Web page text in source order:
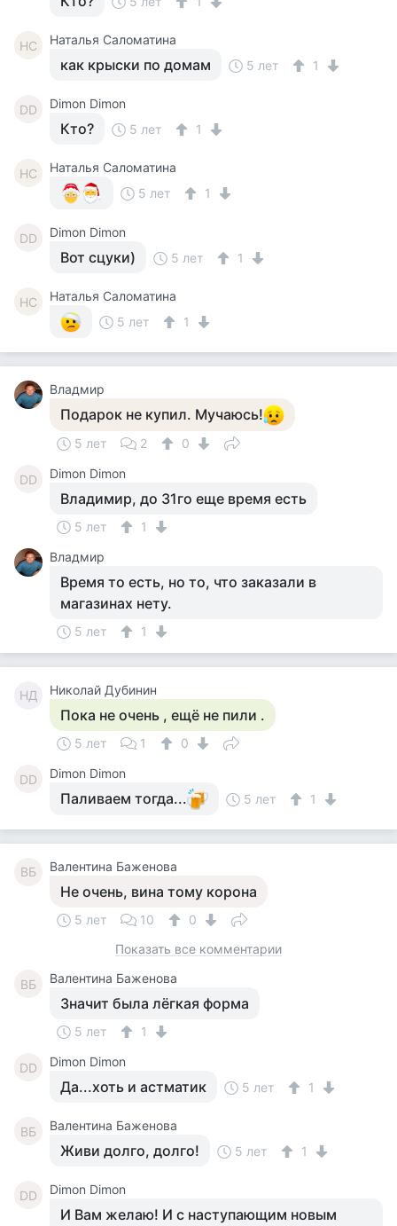
НС Наталья Саломатина
как крыски по домам 5 лет 1
DD Dimon Dimon
Кто? 5 лет 1
НС
Наталья Саломатина
5 лет
1
DD Dimon Dimon
Вот сцуки) 5 лет 1
НС
Наталья Саломатина
5 лет
1
Владмир
Подарок не купил. Мучаюсь!
5 лет 2 0
DD Dimon Dimon
Владимир, до 31го еще время есть
5 лет
1
Владмир
Время то есть, но то, что заказали в
магазинах нету.
5 лет 1
НД Николай Дубинин
Пока не очень , ещё не пили .
5 лет 1 0
DD Dimon Dimon
Паливаем тогда... 5 лет 1
ВБ Валентина Баженова
Не очень, вина тому корона
5 лет 10
0
Показать все комментарии
ВБ Валентина Баженова
Значит была лёгкая форма
5 лет 1
DD Dimon Dimon
Да...хоть и астматик 5 лет 1
ВБ Валентина Баженова
Живи долго, долго! 5 лет 1
DD Dimon Dimon
И Вам желаю! И с наступающим новым